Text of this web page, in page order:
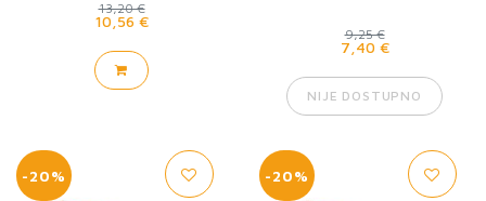
13,20 €
10,56 €
9,25 €
7,40 €
NIJE DOSTUPNO
-20% -20%